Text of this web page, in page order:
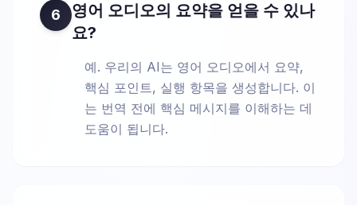
6
영어 오디오의 요약을 얻을 수 있나
요?
예. 우리의 AI는 영어 오디오에서 요약,
핵심 포인트, 실행 항목을 생성합니다. 이
는 번역 전에 핵심 메시지를 이해하는 데
도움이 됩니다.